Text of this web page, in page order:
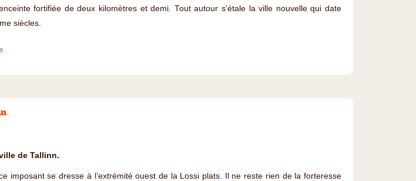
fortifiée de deux kilomètres et demi. Tout autour s’étale la ville nouvelle qui date
siècles.
de Tallinn.
imposant se dresse à l’extrémité ouest de la Lossi plats. Il ne reste rien de la forteresse